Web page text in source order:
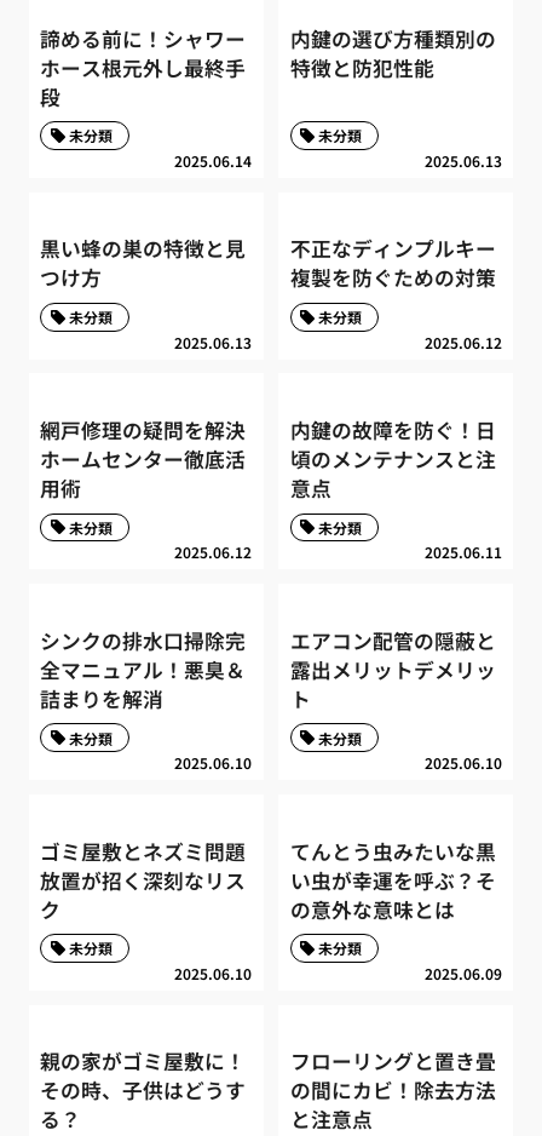
諦める前に！シャワー
ホース根元外し最終手
段
2025.06.14
未分類
内鍵の選び方種類別の
特徴と防犯性能
2025.06.13
未分類
黒い蜂の巣の特徴と見
つけ方
2025.06.13
未分類
不正なディンプルキー
複製を防ぐための対策
2025.06.12
未分類
網戸修理の疑問を解決
ホームセンター徹底活
用術
2025.06.12
未分類
内鍵の故障を防ぐ！日
頃のメンテナンスと注
意点
2025.06.11
未分類
シンクの排水口掃除完
全マニュアル！悪臭＆
詰まりを解消
2025.06.10
未分類
エアコン配管の隠蔽と
露出メリットデメリッ
ト
2025.06.10
未分類
ゴミ屋敷とネズミ問題
放置が招く深刻なリス
ク
2025.06.10
未分類
てんとう虫みたいな黒
い虫が幸運を呼ぶ？そ
の意外な意味とは
2025.06.09
未分類
親の家がゴミ屋敷に！
その時、子供はどうす
る？
フローリングと置き畳
の間にカビ！除去方法
と注意点